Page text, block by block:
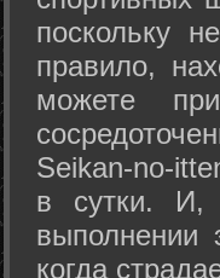
поскольку
правило,
можете
Seikan-­no-­
в сутки. И,
выполнении
когда